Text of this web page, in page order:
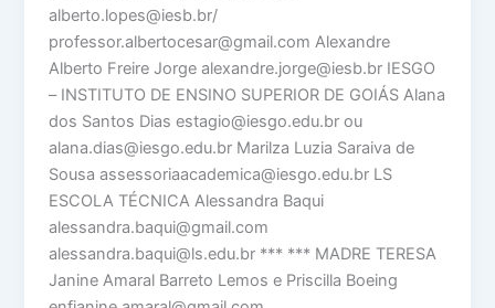
alberto.lopes@iesb.br/
professor.albertocesar@gmail.com Alexandre
Alberto Freire Jorge alexandre.jorge@iesb.br IESGO
– INSTITUTO DE ENSINO SUPERIOR DE GOIÁS Alana
dos Santos Dias estagio@iesgo.edu.br ou
alana.dias@iesgo.edu.br Marilza Luzia Saraiva de
Sousa assessoriaacademica@iesgo.edu.br LS
ESCOLA TÉCNICA Alessandra Baqui
alessandra.baqui@gmail.com
alessandra.baqui@ls.edu.br *** *** MADRE TERESA
Janine Amaral Barreto Lemos e Priscilla Boeing